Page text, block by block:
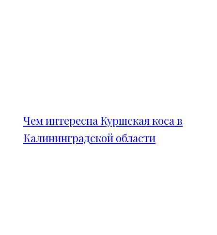
Чем интересна Куршская коса в
Калининградской области